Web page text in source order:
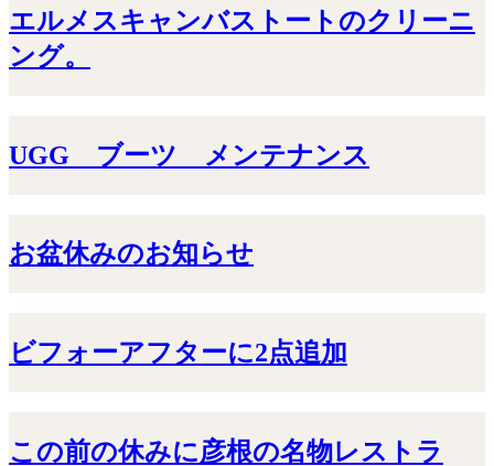
エルメスキャンバストートのクリーニ
ング。
UGG ブーツ メンテナンス
お盆休みのお知らせ
ビフォーアフターに2点追加
この前の休みに彦根の名物レストラ